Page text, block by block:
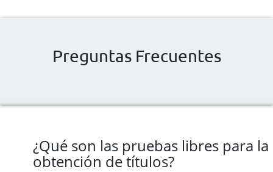
Preguntas Frecuentes
¿Qué son las pruebas libres para la
obtención de títulos?